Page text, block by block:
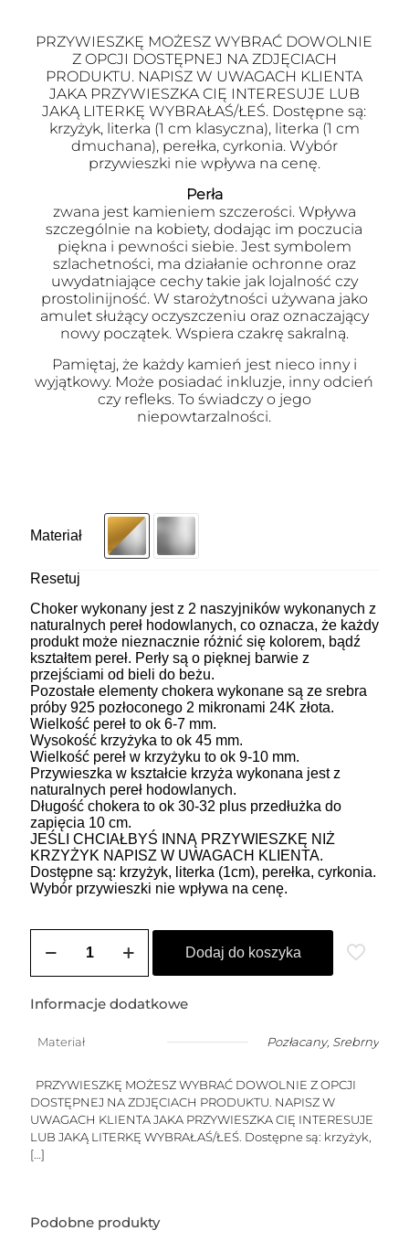
PRZYWIESZKĘ MOŻESZ WYBRAĆ DOWOLNIE
Z OPCJI DOSTĘPNEJ NA ZDJĘCIACH
PRODUKTU. NAPISZ W UWAGACH KLIENTA
JAKA PRZYWIESZKA CIĘ INTERESUJE LUB
JAKĄ LITERKĘ WYBRAŁAŚ/ŁEŚ. Dostępne są:
krzyżyk, literka (1 cm klasyczna), literka (1 cm
dmuchana), perełka, cyrkonia. Wybór
przywieszki nie wpływa na cenę.
Perła
zwana jest kamieniem szczerości. Wpływa
szczególnie na kobiety, dodając im poczucia
piękna i pewności siebie. Jest symbolem
szlachetności, ma działanie ochronne oraz
uwydatniające cechy takie jak lojalność czy
prostolinijność. W starożytności używana jako
amulet służący oczyszczeniu oraz oznaczający
nowy początek. Wspiera czakrę sakralną.
Pamiętaj, że każdy kamień jest nieco inny i
wyjątkowy. Może posiadać inkluzje, inny odcień
czy refleks. To świadczy o jego
niepowtarzalności.
Materiał
Resetuj
Choker wykonany jest z 2 naszyjników wykonanych z
naturalnych pereł hodowlanych, co oznacza, że każdy
produkt może nieznacznie różnić się kolorem, bądź
kształtem pereł. Perły są o pięknej barwie z
przejściami od bieli do beżu.
Pozostałe elementy chokera wykonane są ze srebra
próby 925 pozłoconego 2 mikronami 24K złota.
Wielkość pereł to ok 6-7 mm.
Wysokość krzyżyka to ok 45 mm.
Wielkość pereł w krzyżyku to ok 9-10 mm.
Przywieszka w kształcie krzyża wykonana jest z
naturalnych pereł hodowlanych.
Długość chokera to ok 30-32 plus przedłużka do
zapięcia 10 cm.
JEŚLI CHCIAŁBYŚ INNĄ PRZYWIESZKĘ NIŻ
KRZYŻYK NAPISZ W UWAGACH KLIENTA.
Dostępne są: krzyżyk, literka (1cm), perełka, cyrkonia.
Wybór przywieszki nie wpływa na cenę.
Choker
(perły
przywieszka
do
Dodaj do koszyka
Informacje dodatkowe
Materiał Pozłacany, Srebrny
PRZYWIESZKĘ MOŻESZ WYBRAĆ DOWOLNIE Z OPCJI
DOSTĘPNEJ NA ZDJĘCIACH PRODUKTU. NAPISZ W
UWAGACH KLIENTA JAKA PRZYWIESZKA CIĘ INTERESUJE
LUB JAKĄ LITERKĘ WYBRAŁAŚ/ŁEŚ. Dostępne są: krzyżyk,
[…]
Podobne produkty